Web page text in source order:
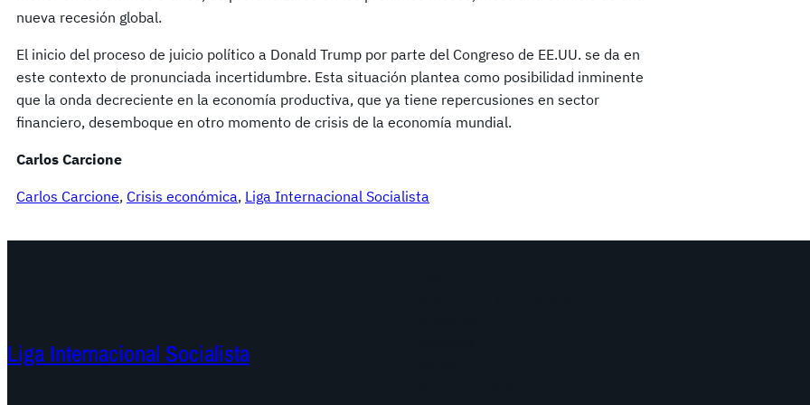
nueva recesión global.
El inicio del proceso de juicio político a Donald Trump por parte del Congreso de EE.UU. se da en
este contexto de pronunciada incertidumbre. Esta situación plantea como posibilidad inminente
que la onda decreciente en la economía productiva, que ya tiene repercusiones en sector
financiero, desemboque en otro momento de crisis de la economía mundial.
Carlos Carcione
Carlos Carcione, Crisis económica, Liga Internacional Socialista
Liga Internacional Socialista